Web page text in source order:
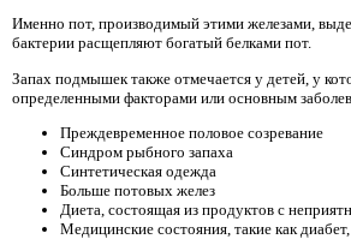
Именно пот, производимый этими железами,
бактерии расщепляют богатый белками пот.
Запах подмышек также отмечается у детей, у
определенными факторами или основным
Преждевременное половое созревание
Синдром рыбного запаха
Синтетическая одежда
Больше потовых желез
Диета, состоящая из продуктов с
Медицинские состояния, такие как